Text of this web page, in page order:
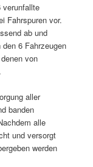
verunfallte
Fahrspuren vor.
ab und
6 Fahrzeugen
von
aller
banden
alle
und versorgt
werden